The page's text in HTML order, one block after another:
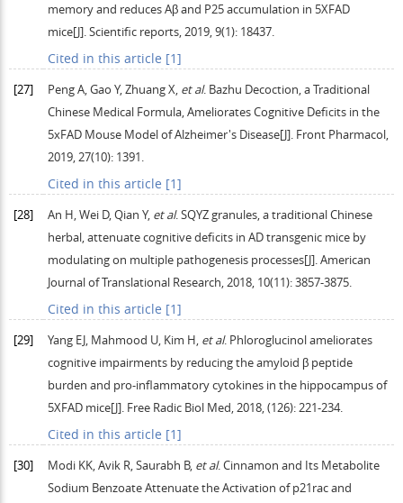
memory and reduces Aβ and P25 accumulation in 5XFAD
mice[J].Scientific reports,2019,9(1): 18437.
Cited in this article [1]
[27] PengA,Gao Y,ZhuangX, et al. Bazhu Decoction, a Traditional
Chinese Medical Formula, Ameliorates Cognitive Deficits in the
5xFAD Mouse Model of Alzheimer's Disease[J]. Front Pharmacol,
2019,27(10): 1391.
Cited in this article [1]
[28] An H,Wei D,Qian Y, et al. SQYZ granules, a traditional Chinese
herbal, attenuate cognitive deficits in AD transgenic mice by
modulating on multiple pathogenesis processes[J].American
Journal of Translational Research,2018, 10(11): 3857-3875.
Cited in this article [1]
[29] Yang EJ, Mahmood U, Kim H, et al. Phloroglucinol ameliorates
cognitive impairments by reducing the amyloid β peptide
burden and pro-inflammatory cytokines in the hippocampus of
5XFAD mice[J]. Free Radic Biol Med,2018, (126): 221-234.
Cited in this article [1]
[30] Modi KK,Avik R,Saurabh B, et al. Cinnamon and Its Metabolite
Sodium Benzoate Attenuate the Activation of p21rac and